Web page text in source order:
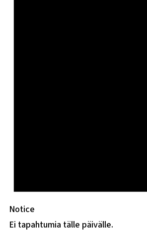
Notice
Ei tapahtumia tälle päivälle.